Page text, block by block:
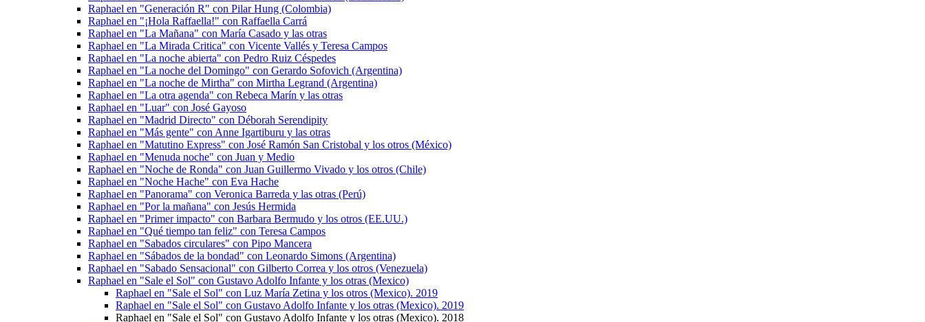
Raphael en "Generación R" con Pilar Hung (Colombia)
Raphael en "¡Hola Raffaella!" con Raffaella Carrá
Raphael en "La Mañana" con María Casado y las otras
Raphael en "La Mirada Critica" con Vicente Vallés y Teresa Campos
Raphael en "La noche abierta" con Pedro Ruiz Céspedes
Raphael en "La noche del Domingo" con Gerardo Sofovich (Argentina)
Raphael en "La noche de Mirtha" con Mirtha Legrand (Argentina)
Raphael en "La otra agenda" con Rebeca Marín y las otras
Raphael en "Luar" con José Gayoso
Raphael en "Madrid Directo" con Déborah Serendipity
Raphael en "Más gente" con Anne Igartiburu y las otras
Raphael en "Matutino Express" con José Ramón San Cristobal y los otros (México)
Raphael en "Menuda noche" con Juan y Medio
Raphael en "Noche de Ronda" con Juan Guillermo Vivado y los otros (Chile)
Raphael en "Noche Hache" con Eva Hache
Raphael en "Panorama" con Veronica Barreda y las otras (Perú)
Raphael en "Por la mañana" con Jesús Hermida
Raphael en "Primer impacto" con Barbara Bermudo y los otros (EE.UU.)
Raphael en "Qué tiempo tan feliz" con Teresa Campos
Raphael en "Sabados circulares" con Pipo Mancera
Raphael en "Sábados de la bondad" con Leonardo Simons (Argentina)
Raphael en "Sabado Sensacional" con Gilberto Correa y los otros (Venezuela)
Raphael en "Sale el Sol" con Gustavo Adolfo Infante y los otras (Mexico)
Raphael en "Sale el Sol" con Luz María Zetina y los otros (Mexico). 2019
Raphael en "Sale el Sol" con Gustavo Adolfo Infante y los otras (Mexico). 2019
Raphael en "Sale el Sol" con Gustavo Adolfo Infante y los otras (Mexico). 2018